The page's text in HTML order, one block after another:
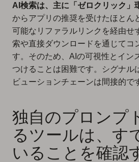
AI検索は、主に「ゼロクリック」
からアプリの推奨を受けたほとん
可能なリファラルリンクを経由せ
索や直接ダウンロードを通じてコ
す。そのため、AIの可視性とイン
つけることは困難です。シグナル
ビューションチェーンは間接的で
独自のプロンプ
るツールは、す
いることを確認